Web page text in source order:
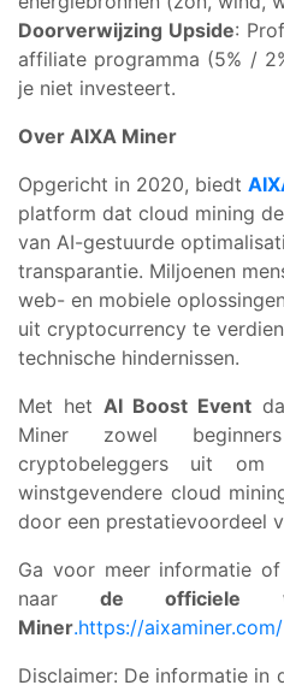
Doorverwijzing Upside:
affiliate programma (5% /
je niet investeert.
Over AIXA Miner
Opgericht in 2020, biedt
platform dat cloud mining
van AI-gestuurde
transparantie. Miljoenen
web- en mobiele
uit cryptocurrency te
technische hindernissen.
Met het AI Boost Event
Miner zowel
cryptobeleggers uit om
winstgevendere cloud
door een prestatievoordeel
Ga voor meer informatie
naarde officiele
Miner.https://aixaminer.com/
Disclaimer: De informatie in